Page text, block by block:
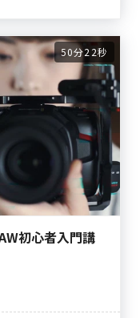
50分22秒
初心者入門講